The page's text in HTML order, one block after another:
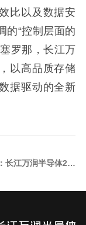
比以及数据安
的“控制层面的
罗那，长江万
以高品质存储
据驱动的全新
下一篇：长江万润半导体2025年度大事记